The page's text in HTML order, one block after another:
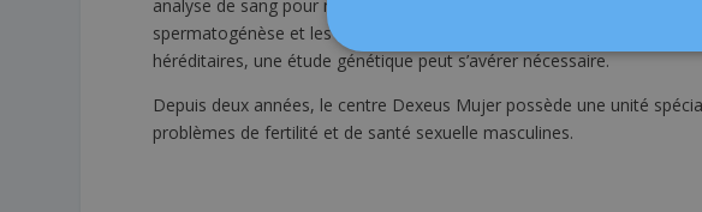
analyse de sang pour mesurer le taux de certaines hormones, ou une
spermatogénèse et les anomalies éventuelles des spermatozoïdes.
héréditaires, une étude génétique peut s’avérer nécessaire.
Depuis deux années, le centre Dexeus Mujer possède une unité
problèmes de fertilité et de santé sexuelle masculines.